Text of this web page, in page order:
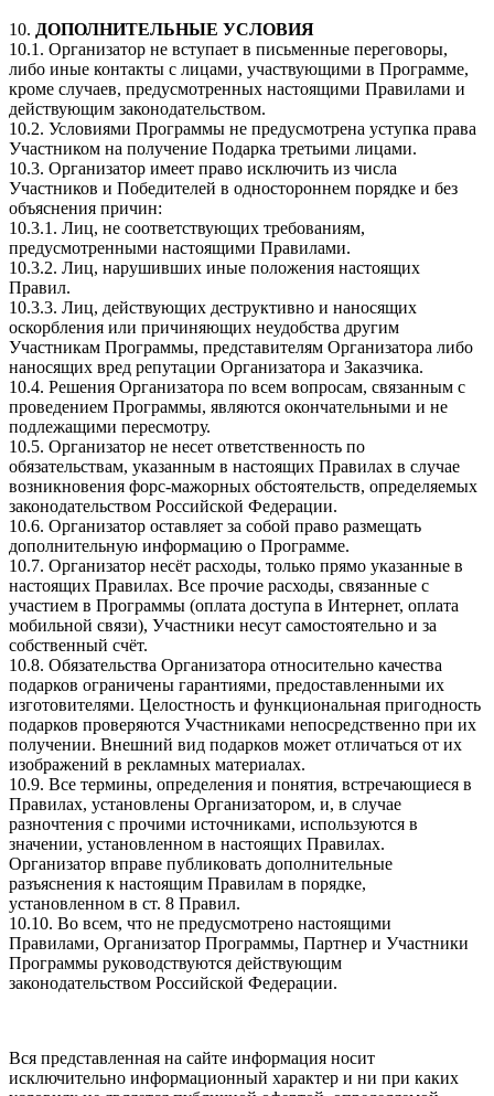
10. ДОПОЛНИТЕЛЬНЫЕ УСЛОВИЯ
10.1. Организатор не вступает в письменные переговоры,
либо иные контакты с лицами, участвующими в Программе,
кроме случаев, предусмотренных настоящими Правилами и
действующим законодательством.
10.2. Условиями Программы не предусмотрена уступка права
Участником на получение Подарка третьими лицами.
10.3. Организатор имеет право исключить из числа
Участников и Победителей в одностороннем порядке и без
объяснения причин:
10.3.1. Лиц, не соответствующих требованиям,
предусмотренными настоящими Правилами.
10.3.2. Лиц, нарушивших иные положения настоящих
Правил.
10.3.3. Лиц, действующих деструктивно и наносящих
оскорбления или причиняющих неудобства другим
Участникам Программы, представителям Организатора либо
наносящих вред репутации Организатора и Заказчика.
10.4. Решения Организатора по всем вопросам, связанным с
проведением Программы, являются окончательными и не
подлежащими пересмотру.
10.5. Организатор не несет ответственность по
обязательствам, указанным в настоящих Правилах в случае
возникновения форс-мажорных обстоятельств, определяемых
законодательством Российской Федерации.
10.6. Организатор оставляет за собой право размещать
дополнительную информацию о Программе.
10.7. Организатор несёт расходы, только прямо указанные в
настоящих Правилах. Все прочие расходы, связанные с
участием в Программы (оплата доступа в Интернет, оплата
мобильной связи), Участники несут самостоятельно и за
собственный счёт.
10.8. Обязательства Организатора относительно качества
подарков ограничены гарантиями, предоставленными их
изготовителями. Целостность и функциональная пригодность
подарков проверяются Участниками непосредственно при их
получении. Внешний вид подарков может отличаться от их
изображений в рекламных материалах.
10.9. Все термины, определения и понятия, встречающиеся в
Правилах, установлены Организатором, и, в случае
разночтения с прочими источниками, используются в
значении, установленном в настоящих Правилах.
Организатор вправе публиковать дополнительные
разъяснения к настоящим Правилам в порядке,
установленном в ст. 8 Правил.
10.10. Во всем, что не предусмотрено настоящими
Правилами, Организатор Программы, Партнер и Участники
Программы руководствуются действующим
законодательством Российской Федерации.
Вся представленная на сайте информация носит
исключительно информационный характер и ни при каких